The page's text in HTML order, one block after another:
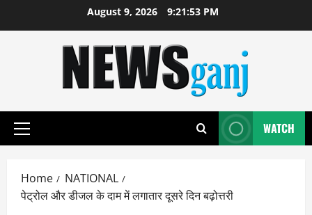
August 9, 2026 9:21:53 PM
Primary
WATCH
Home
NATIONAL
पेट्रोल और डीजल के दाम में लगातार दूसरे दिन बढ़ोत्तरी